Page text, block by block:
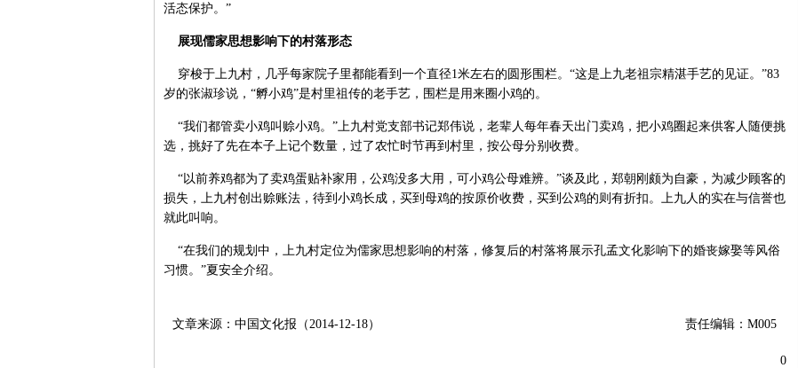
活态保护。”
展现儒家思想影响下的村落形态
穿梭于上九村，几乎每家院子里都能看到一个直径1米左右的圆形围栏。“这是上九老祖宗精湛手艺的见证。”83
岁的张淑珍说，“孵小鸡”是村里祖传的老手艺，围栏是用来圈小鸡的。
“我们都管卖小鸡叫赊小鸡。”上九村党支部书记郑伟说，老辈人每年春天出门卖鸡，把小鸡圈起来供客人随便挑
选，挑好了先在本子上记个数量，过了农忙时节再到村里，按公母分别收费。
“以前养鸡都为了卖鸡蛋贴补家用，公鸡没多大用，可小鸡公母难辨。”谈及此，郑朝刚颇为自豪，为减少顾客的
损失，上九村创出赊账法，待到小鸡长成，买到母鸡的按原价收费，买到公鸡的则有折扣。上九人的实在与信誉也
就此叫响。
“在我们的规划中，上九村定位为儒家思想影响的村落，修复后的村落将展示孔孟文化影响下的婚丧嫁娶等风俗
习惯。”夏安全介绍。
责任编辑：M005
文章来源：中国文化报（2014-12-18）
0